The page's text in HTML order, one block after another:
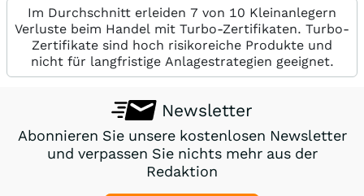
Im Durchschnitt erleiden 7 von 10 Kleinanlegern
Verluste beim Handel mit Turbo-Zertifikaten. Turbo-
Zertifikate sind hoch risikoreiche Produkte und
nicht für langfristige Anlagestrategien geeignet.
Newsletter
Abonnieren Sie unsere kostenlosen Newsletter
und verpassen Sie nichts mehr aus der
Redaktion